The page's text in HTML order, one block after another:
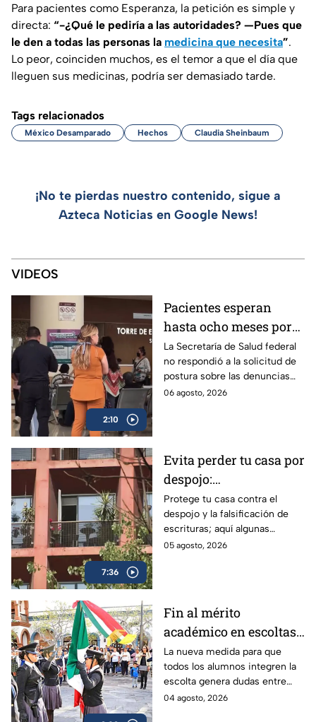
Para pacientes como Esperanza, la petición es simple y
directa: “-¿Qué le pediría a las autoridades? —Pues que
le den a todas las personas la medicina que necesita”.
Lo peor, coinciden muchos, es el temor a que el día que
lleguen sus medicinas, podría ser demasiado tarde.
Tags relacionados
México Desamparado Hechos Claudia Sheinbaum
¡No te pierdas nuestro contenido, sigue a
Azteca Noticias en Google News!
VIDEOS
2:10
Pacientes esperan
hasta ocho meses por
atención especializada
en el hospital “Dr.
Manuel Gea González”
La Secretaría de Salud federal
no respondió a la solicitud de
postura sobre las denuncias
para hacer citas en el hospital
06 agosto, 2026
7:36
Evita perder tu casa por
despojo:
Recomendaciones
notariales para blindar
tu patrimonio en CDMX
Protege tu casa contra el
despojo y la falsificación de
escrituras; aquí algunas
recomendaciones de expertos
05 agosto, 2026
Fin al mérito
académico en escoltas
escolares: La nueva
medida de equidad que
divide a padres y
expertos
La nueva medida para que
todos los alumnos integren la
escolta genera dudas entre
padres y especialistas. Así
04 agosto, 2026